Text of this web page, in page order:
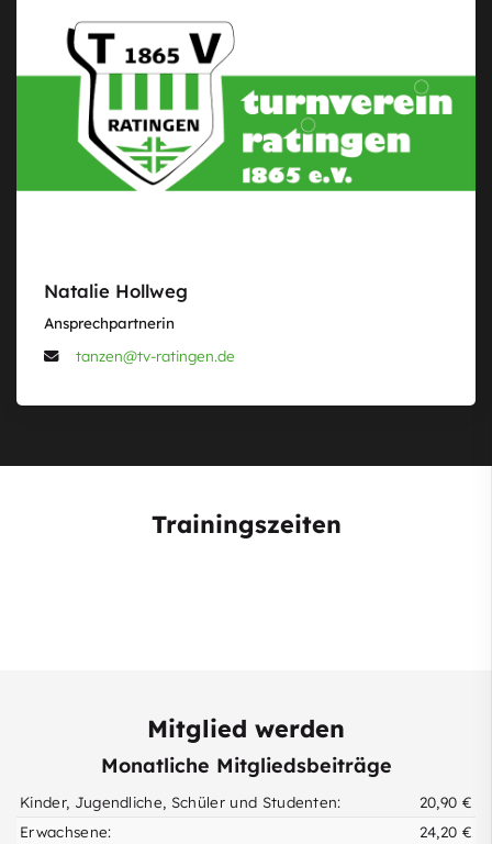
Natalie Hollweg
Ansprechpartnerin
tanzen@tv-ratingen.de
Trainingszeiten
Mitglied werden
Monatliche Mitgliedsbeiträge
Kinder, Jugendliche, Schüler und Studenten:
20,90 €
Erwachsene:
24,20 €